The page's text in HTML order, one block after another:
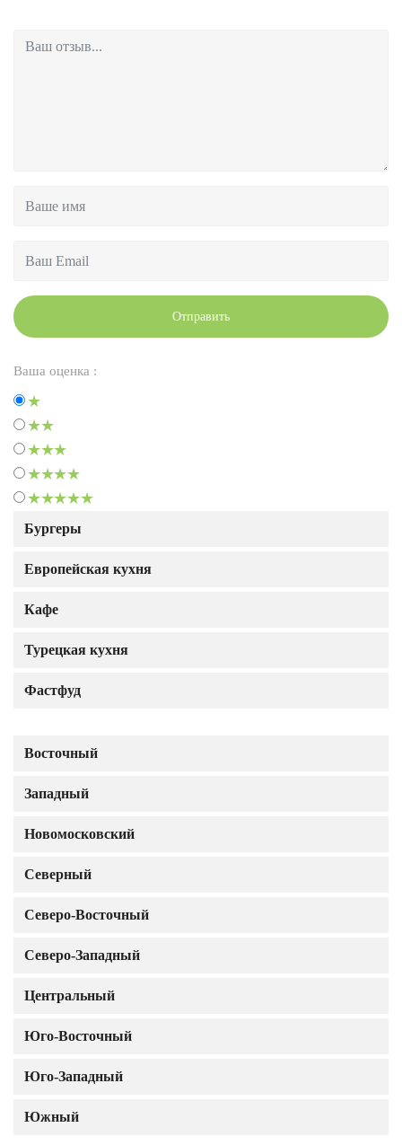
Бургеры
Европейская кухня
Кафе
Турецкая кухня
Фастфуд
Восточный
Западный
Новомосковский
Северный
Северо-Восточный
Северо-Западный
Центральный
Юго-Восточный
Юго-Западный
Южный
Отправить
Ваша оценка :